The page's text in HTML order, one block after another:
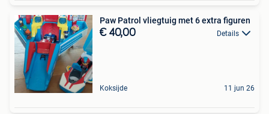
Paw Patrol vliegtuig met 6 extra figuren
€ 40,00 Details
Koksijde 11 jun 26